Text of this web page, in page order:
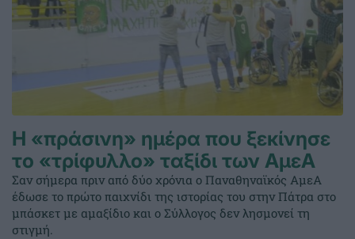
Η «πράσινη» ημέρα που ξεκίνησε
το «τρίφυλλο» ταξίδι των ΑμεΑ
Σαν σήμερα πριν από δύο χρόνια ο Παναθηναϊκός ΑμεΑ
έδωσε το πρώτο παιχνίδι της ιστορίας του στην Πάτρα στο
μπάσκετ με αμαξίδιο και ο Σύλλογος δεν λησμονεί τη
στιγμή.